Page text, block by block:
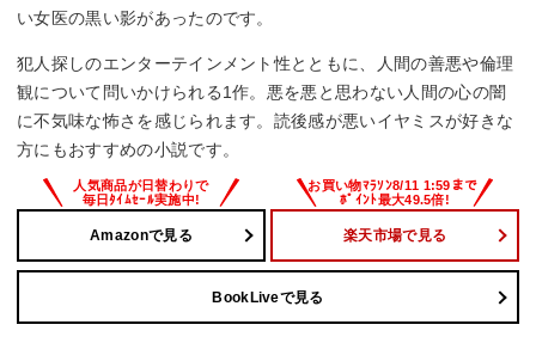
い女医の黒い影があったのです。
犯人探しのエンターテインメント性とともに、人間の善悪や倫理
観について問いかけられる1作。悪を悪と思わない人間の心の闇
に不気味な怖さを感じられます。読後感が悪いイヤミスが好きな
方にもおすすめの小説です。
Amazonで見る 楽天市場で見る
BookLiveで見る